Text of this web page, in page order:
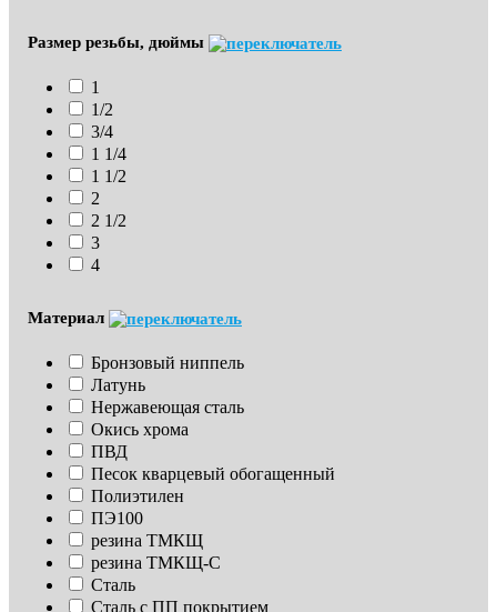
Размер резьбы, дюймы
1
1/2
3/4
1 1/4
1 1/2
2
2 1/2
3
4
Материал
Бронзовый ниппель
Латунь
Нержавеющая сталь
Окись хрома
ПВД
Песок кварцевый обогащенный
Полиэтилен
ПЭ100
резина ТМКЩ
резина ТМКЩ-С
Сталь
Сталь с ПП покрытием